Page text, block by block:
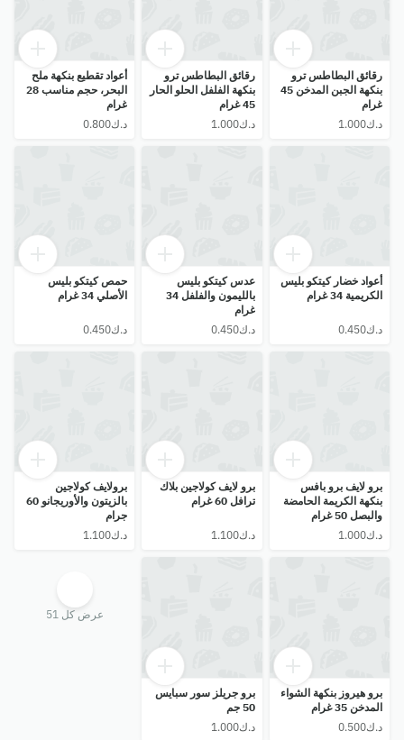
رقائق البطاطس ترو
بنكهة الجبن المدخن 45
غرام
رقائق البطاطس ترو
بنكهة الفلفل الحلو الحار
45 غرام
⁦د.ك1.000⁩
أعواد تقطيع بنكهة ملح
البحر، حجم مناسب 28
غرام
أعواد خضار كيتكو بليس
الكريمية 34 غرام
عدس كيتكو بليس
بالليمون والفلفل 34
غرام
⁦د.ك0.450⁩
حمص كيتكو بليس
الأصلي 34 غرام
برو لايف برو بافس
بنكهة الكريمة الحامضة
والبصل 50 غرام
برو لايف كولاجين بلاك
ترافل 60 غرام
⁦د.ك1.100⁩
برولايف كولاجين
بالزيتون والأوريجانو 60
جرام
برو هيروز بنكهة الشواء
المدخن 35 غرام
برو جريلز سور سبايس
50 جم
⁦د.ك1.000⁩
عرض كل 51